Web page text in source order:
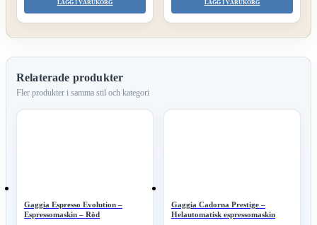
LÄGG I VARUKORG LÄGG I VARUKORG
Relaterade produkter
Gaggia Espresso Evolution –
Espressomaskin – Röd
Gaggia Cadorna Prestige –
Helautomatisk espressomaskin